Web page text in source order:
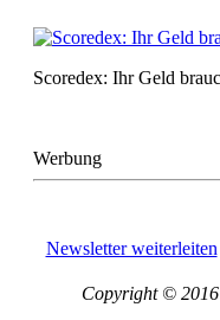
Scoredex: Ihr Geld
Werbung
Newsletter weiterleiten
Copyright ©